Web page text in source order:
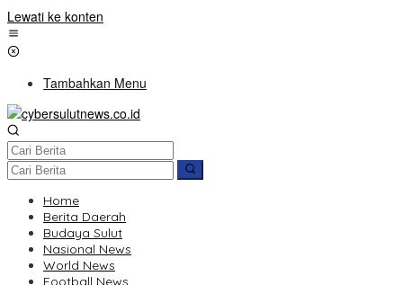
Lewati ke konten
Tambahkan Menu
Home
Berita Daerah
Budaya Sulut
Nasional News
World News
Football News